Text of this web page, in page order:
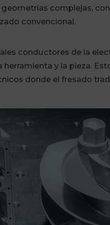
complejas,
convencional.
conductores de la
y la pieza.
donde el fresado